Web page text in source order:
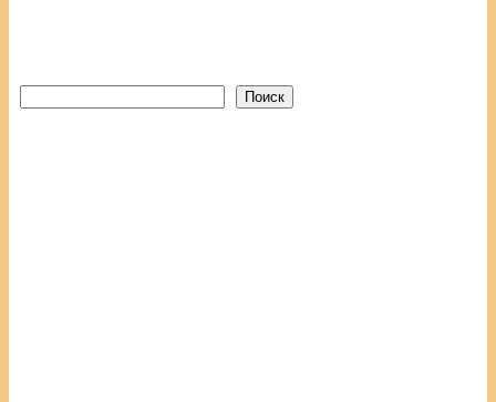
Поиск